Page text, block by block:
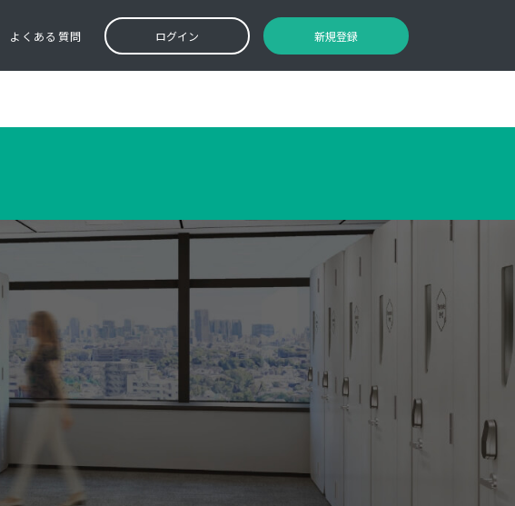
よくある質問 ログイン 新規登録